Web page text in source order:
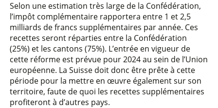
Selon une estimation très large de la Confédération,
l’impôt complémentaire rapportera entre 1 et 2,5
milliards de francs supplémentaires par année. Ces
recettes seront réparties entre la Confédération
(25%) et les cantons (75%). L’entrée en vigueur de
cette réforme est prévue pour 2024 au sein de l’Union
européenne. La Suisse doit donc être prête à cette
période pour la mettre en œuvre également sur son
territoire, faute de quoi les recettes supplémentaires
profiteront à d’autres pays.